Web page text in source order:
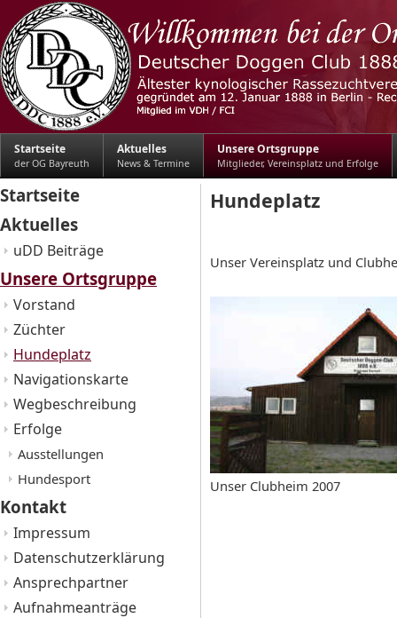
Startseite
der OG Bayreuth
Aktuelles
News & Termine
Unsere Ortsgruppe
Mitglieder, Vereinsplatz und Erfolge
Startseite
Aktuelles
uDD Beiträge
Unsere Ortsgruppe
Vorstand
Züchter
Hundeplatz
Navigationskarte
Wegbeschreibung
Erfolge
Ausstellungen
Hundesport
Kontakt
Impressum
Datenschutzerklärung
Ansprechpartner
Aufnahmeanträge
Hundeplatz
Unser Vereinsplatz und
Unser Clubheim 2007